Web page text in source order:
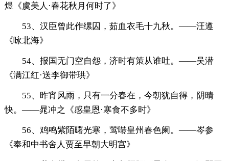
煜《虞美人·春花秋月何时了》
53、汉臣曾此作缧囚，茹血衣毛十九秋。——汪遵
《咏北海》
54、报国无门空自怨，济时有策从谁吐。——吴潜
《满江红·送李御带珙》
55、昨宵风雨，只有一分春在，今朝犹自得，阴晴
快。——晁冲之《感皇恩·寒食不多时》
56、鸡鸣紫陌曙光寒，莺啭皇州春色阑。——岑参
《奉和中书舍人贾至早朝大明宫》